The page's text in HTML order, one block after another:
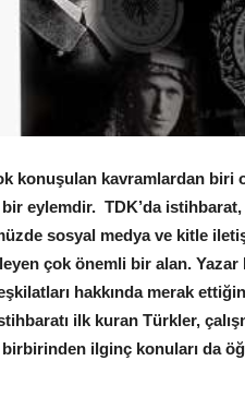
konuşulan kavramlardan
eylemdir. TDK’da
sosyal medya ve kitle
çok önemli bir alan. Yazar
hakkında merak
ilk kuran Türkler,
ilginç konuları da